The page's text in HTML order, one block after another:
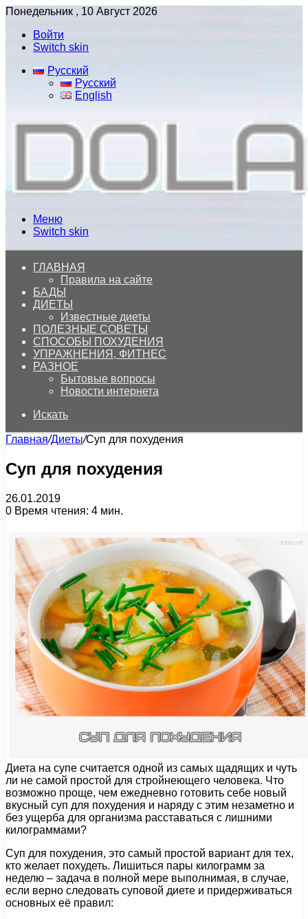
Понедельник , 10 Август 2026
Войти
Switch skin
Русский
Русский
English
Меню
Switch skin
ГЛАВНАЯ
Правила на сайте
БАДЫ
ДИЕТЫ
Известные диеты
ПОЛЕЗНЫЕ СОВЕТЫ
СПОСОБЫ ПОХУДЕНИЯ
УПРАЖНЕНИЯ, ФИТНЕС
РАЗНОЕ
Бытовые вопросы
Новости интернета
Искать
Главная/Диеты/Суп для похудения
Суп для похудения
26.01.2019
0 Время чтения: 4 мин.
Диета на супе считается одной из самых щадящих и чуть
ли не самой простой для стройнеющего человека. Что
возможно проще, чем ежедневно готовить себе новый
вкусный суп для похудения и наряду с этим незаметно и
без ущерба для организма расставаться с лишними
килограммами?
Суп для похудения, это самый простой вариант для тех,
кто желает похудеть. Лишиться пары килограмм за
неделю – задача в полной мере выполнимая, в случае,
если верно следовать суповой диете и придерживаться
основных её правил: